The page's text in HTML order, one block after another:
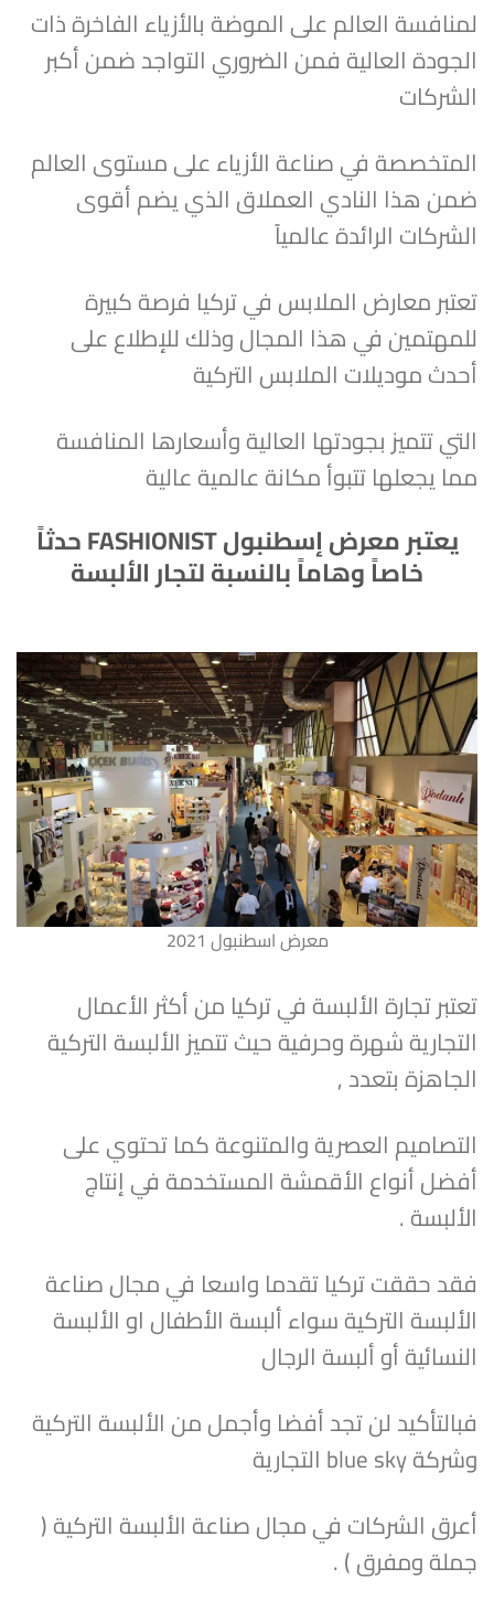
لمنافسة العالم على الموضة بالأزياء الفاخرة ذات
الجودة العالية فمن الضروري التواجد ضمن أكبر
الشركات
المتخصصة في صناعة الأزياء على مستوى العالم
ضمن هذا النادي العملاق الذي يضم أقوى
الشركات الرائدة عالمياً
تعتبر معارض الملابس في تركيا فرصة كبيرة
للمهتمين في هذا المجال وذلك للإطلاع على
أحدث موديلات الملابس التركية
التي تتميز بجودتها العالية وأسعارها المنافسة
مما يجعلها تتبوأ مكانة عالمية عالية
يعتبر معرض إسطنبول FASHIONIST حدثاً
خاصاً وهاماً بالنسبة لتجار الألبسة
معرض اسطنبول 2021
تعتبر تجارة الألبسة في تركيا من أكثر الأعمال
التجارية شهرة وحرفية حيث تتميز الألبسة التركية
الجاهزة بتعدد ,
التصاميم العصرية والمتنوعة كما تحتوي على
أفضل أنواع الأقمشة المستخدمة في إنتاج
الألبسة .
فقد حققت تركيا تقدما واسعا في مجال صناعة
الألبسة التركية سواء ألبسة الأطفال او الألبسة
النسائية أو ألبسة الرجال
فبالتأكيد لن تجد أفضا وأجمل من الألبسة التركية
وشركة blue sky التجارية
أعرق الشركات في مجال صناعة الألبسة التركية (
جملة ومفرق ) .